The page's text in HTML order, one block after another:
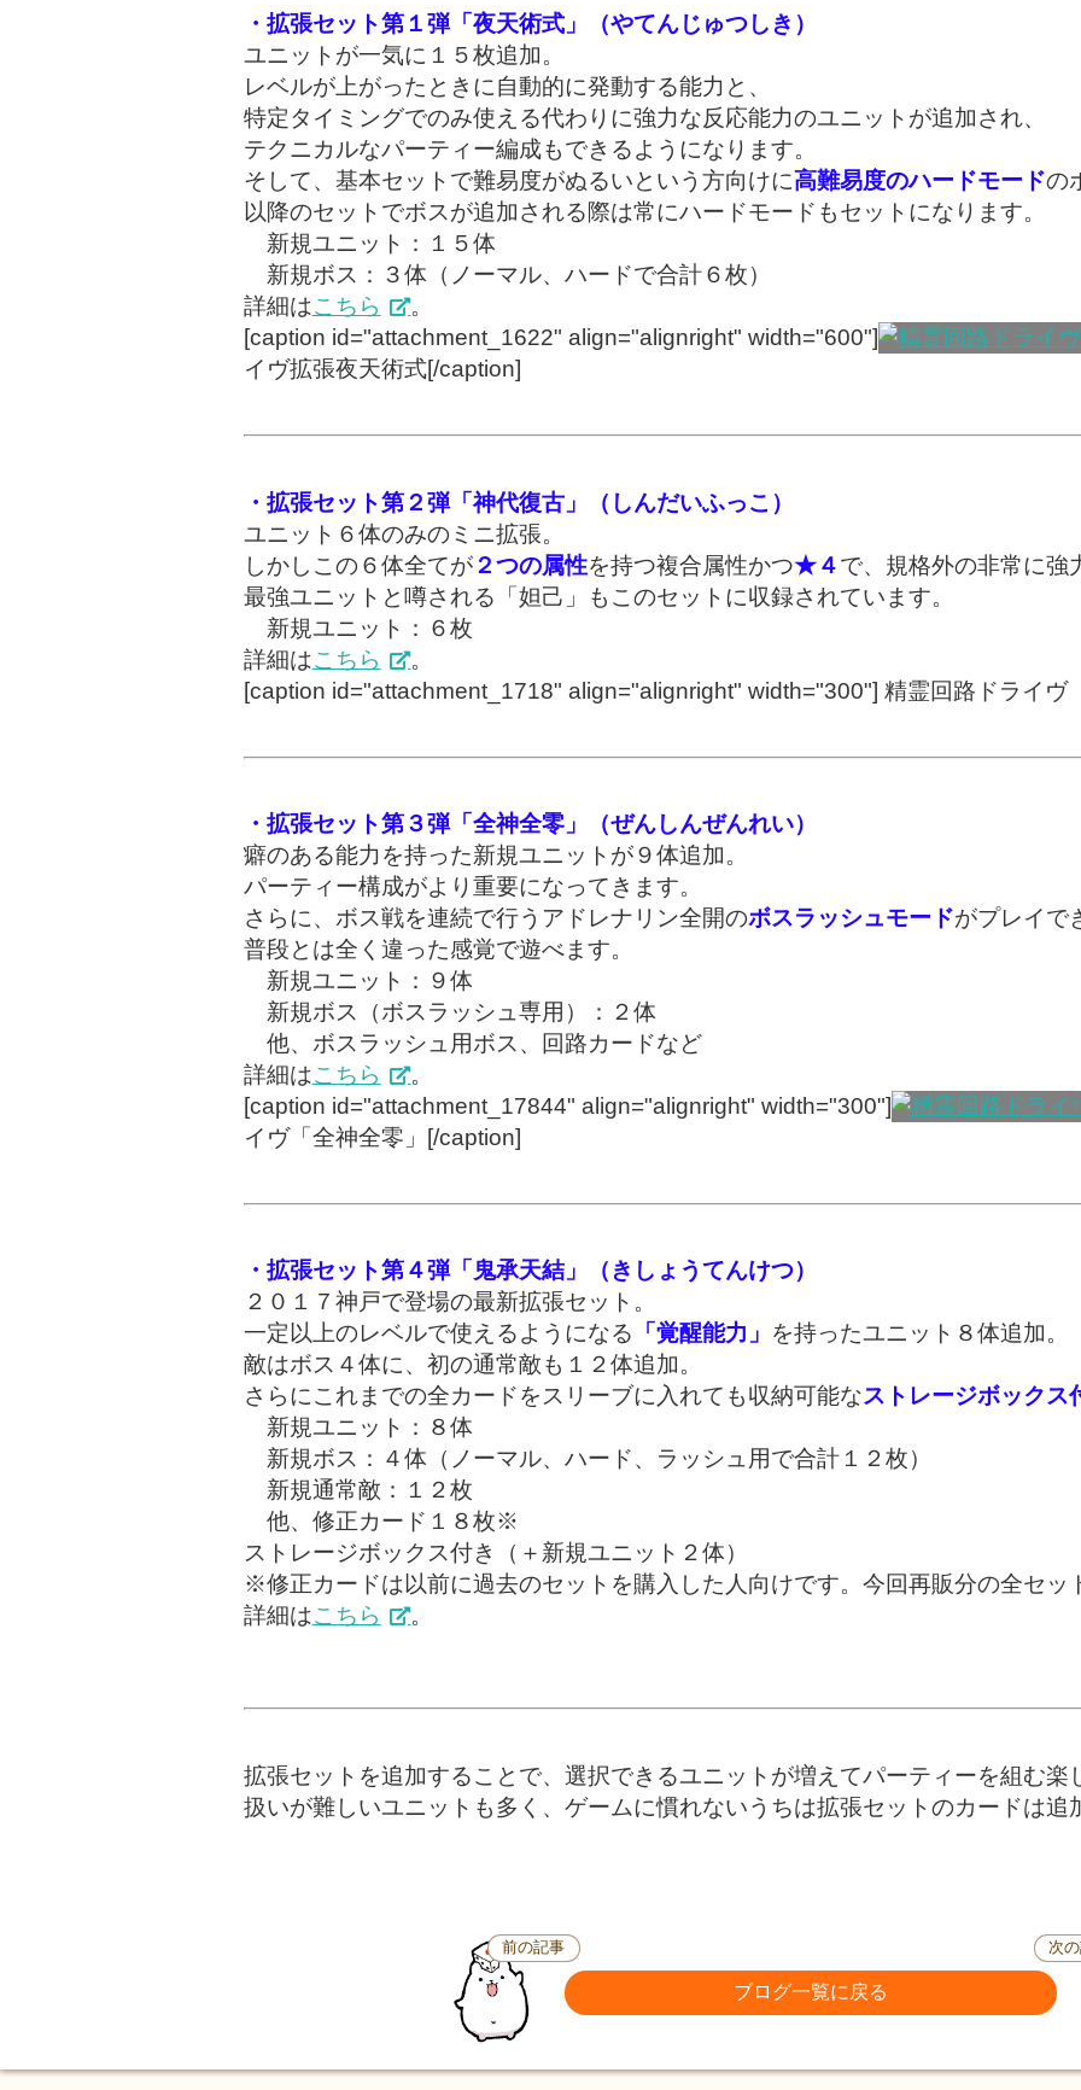
・拡張セット第１弾「夜天術式」（やてんじゅつしき）
ユニットが一気に１５枚追加。
レベルが上がったときに自動的に発動する能力と、
特定タイミングでのみ使える代わりに強力な反応能力のユニットが追加され、
テクニカルなパーティー編成もできるようになります。
そして、基本セットで難易度がぬるいという方向けに高難易度のハードモードの
以降のセットでボスが追加される際は常にハードモードもセットになります。
新規ユニット：１５体
新規ボス：３体（ノーマル、ハードで合計６枚）
詳細はこちら
。
[caption id="attachment_1622" align="alignright" width="600"]
イヴ拡張夜天術式[/caption]
・拡張セット第２弾「神代復古」（しんだいふっこ）
ユニット６体のみのミニ拡張。
しかしこの６体全てが２つの属性を持つ複合属性かつ★４で、規格外の非常に強
最強ユニットと噂される「妲己」もこのセットに収録されています。
新規ユニット：６枚
詳細はこちら
。
[caption id="attachment_1718" align="alignright" width="300"] 精霊回路ドライヴ
・拡張セット第３弾「全神全零」（ぜんしんぜんれい）
癖のある能力を持った新規ユニットが９体追加。
パーティー構成がより重要になってきます。
さらに、ボス戦を連続で行うアドレナリン全開のボスラッシュモードがプレイで
普段とは全く違った感覚で遊べます。
新規ユニット：９体
新規ボス（ボスラッシュ専用）：２体
他、ボスラッシュ用ボス、回路カードなど
詳細はこちら
。
[caption id="attachment_17844" align="alignright" width="300"]
イヴ「全神全零」[/caption]
・拡張セット第４弾「鬼承天結」（きしょうてんけつ）
２０１７神戸で登場の最新拡張セット。
一定以上のレベルで使えるようになる 「覚醒能力」 を持ったユニット８体追加。
敵はボス４体に、初の通常敵も１２体追加。
さらにこれまでの全カードをスリーブに入れても収納可能なストレージボックス
新規ユニット：８体
新規ボス：４体（ノーマル、ハード、ラッシュ用で合計１２枚）
新規通常敵：１２枚
他、修正カード１８枚※
ストレージボックス付き（＋新規ユニット２体）
※修正カードは以前に過去のセットを購入した人向けです。今回再販分の全セッ
詳細はこちら 。
拡張セットを追加することで、選択できるユニットが増えてパーティーを組む楽
扱いが難しいユニットも多く、ゲームに慣れないうちは拡張セットのカードは追
前の記事
ブログ一覧に戻る
次